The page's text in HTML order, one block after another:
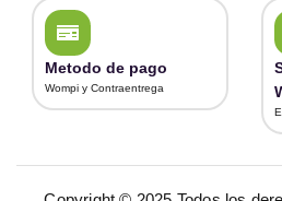
Metodo de pago
Wompi y Contraentrega